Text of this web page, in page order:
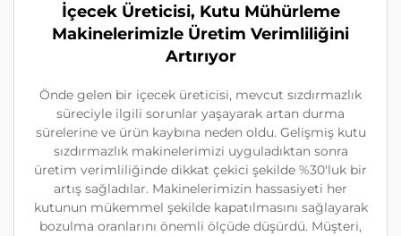
İçecek Üreticisi, Kutu Mühürleme
Makinelerimizle Üretim Verimliliğini
Artırıyor
Önde gelen bir içecek üreticisi, mevcut sızdırmazlık
süreciyle ilgili sorunlar yaşayarak artan durma
sürelerine ve ürün kaybına neden oldu. Gelişmiş kutu
sızdırmazlık makinelerimizi uyguladıktan sonra
üretim verimliliğinde dikkat çekici şekilde %30'luk bir
artış sağladılar. Makinelerimizin hassasiyeti her
kutunun mükemmel şekilde kapatılmasını sağlayarak
bozulma oranlarını önemli ölçüde düşürdü. Müşteri,